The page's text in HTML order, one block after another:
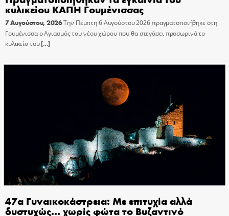
κυλικείου ΚΑΠΗ Γουμένισσας
7 Αυγούστου, 2026Την Πέμπτη 6 Αυγούστου 2026 πραγματοποιήθηκε στη
Γουμένισσα ο Αγιασμός του νέου χώρου που θα στεγάσει προσωρινά το
κυλικείο του[…]
47α Γυναικοκάστρεια: Με επιτυχία αλλά
δυστυχώς… χωρίς φώτα το Βυζαντινό